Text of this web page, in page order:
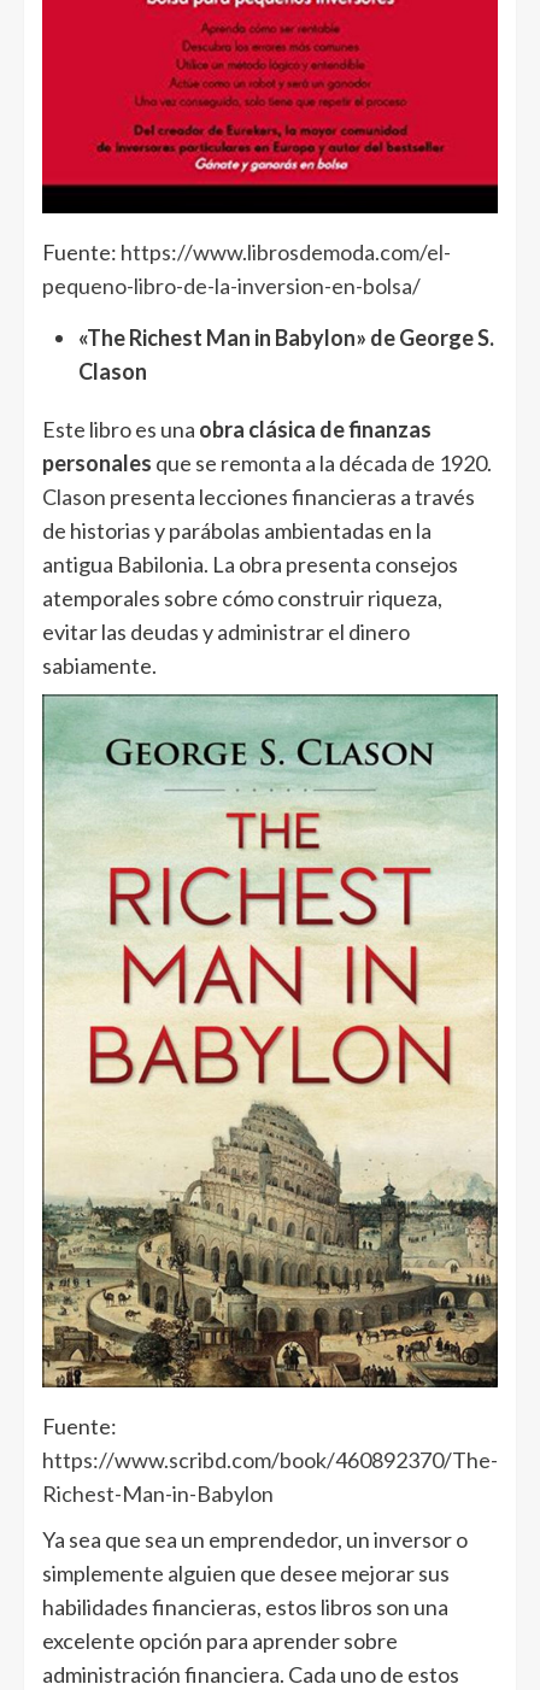
Fuente: https://www.librosdemoda.com/el-
pequeno-libro-de-la-inversion-en-bolsa/
«The Richest Man in Babylon» de George S.
Clason
Este libro es una obra clásica de finanzas
personales que se remonta a la década de 1920.
Clason presenta lecciones financieras a través
de historias y parábolas ambientadas en la
antigua Babilonia. La obra presenta consejos
atemporales sobre cómo construir riqueza,
evitar las deudas y administrar el dinero
sabiamente.
Fuente:
https://www.scribd.com/book/460892370/The-
Richest-Man-in-Babylon
Ya sea que sea un emprendedor, un inversor o
simplemente alguien que desee mejorar sus
habilidades financieras, estos libros son una
excelente opción para aprender sobre
administración financiera. Cada uno de estos